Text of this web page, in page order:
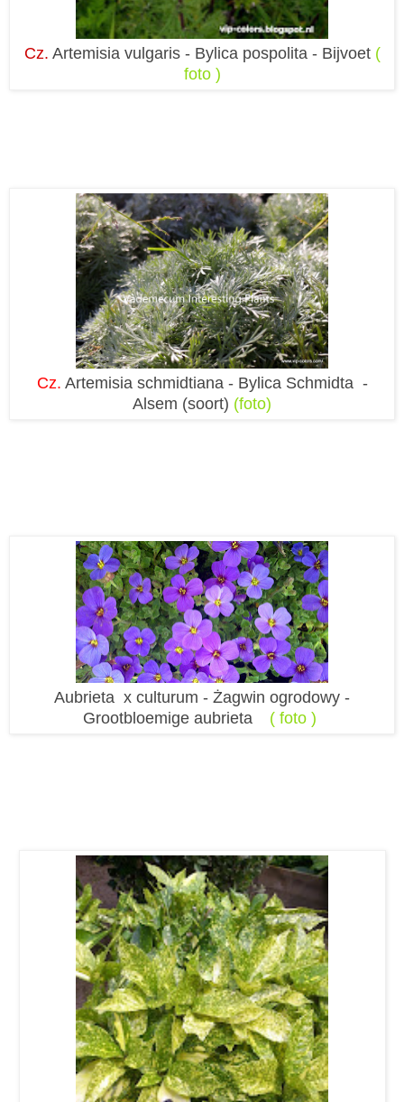
Cz. Artemisia vulgaris - Bylica pospolita - Bijvoet (
foto )
Cz. Artemisia schmidtiana - Bylica Schmidta -
Alsem (soort) (foto)
Aubrieta x culturum - Żagwin ogrodowy -
Grootbloemige aubrieta
( foto )